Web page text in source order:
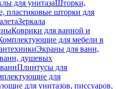
для унитазаШторки,
пластиковые шторки для
Зеркала
Коврики для ванной и
для мебели в
Экраны для ванн,
душевых
Плинтусы для
для
для унитазов, писсуаров,